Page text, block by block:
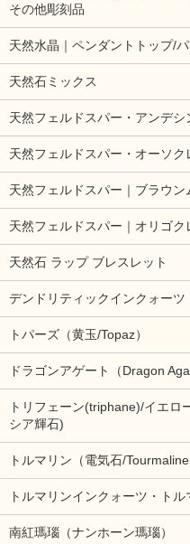
その他彫刻品
天然水晶｜ペンダントトップ/
天然石ミックス
天然フェルドスパー・アンデ
天然フェルドスパー・オーソク
天然フェルドスパー｜ブラウン
天然フェルドスパー｜オリゴク
天然石 ラップ ブレスレット
デンドリティックインクォーツ
トパーズ（黄玉/Topaz）
ドラゴンアゲート（Dragon
トリフェーン(triphane)/イエロ
シア輝石)
トルマリン（電気石/Tourmaline
トルマリンインクォーツ・ト
南紅瑪瑙（ナンホーン瑪瑙）